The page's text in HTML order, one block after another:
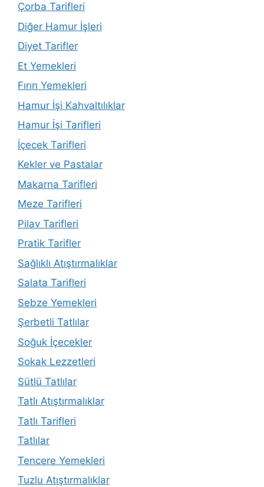
Çorba Tarifleri
Diğer Hamur İşleri
Diyet Tarifler
Et Yemekleri
Fırın Yemekleri
Hamur İşi Kahvaltılıklar
Hamur İşi Tarifleri
İçecek Tarifleri
Kekler ve Pastalar
Makarna Tarifleri
Meze Tarifleri
Pilav Tarifleri
Pratik Tarifler
Sağlıklı Atıştırmalıklar
Salata Tarifleri
Sebze Yemekleri
Şerbetli Tatlılar
Soğuk İçecekler
Sokak Lezzetleri
Sütlü Tatlılar
Tatlı Atıştırmalıklar
Tatlı Tarifleri
Tatlılar
Tencere Yemekleri
Tuzlu Atıştırmalıklar